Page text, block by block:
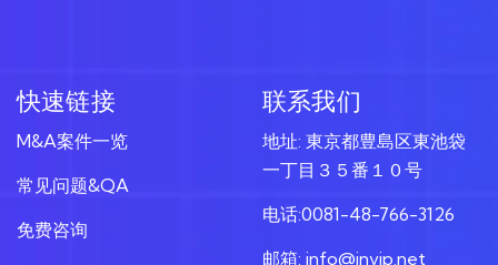
快速链接
M&A案件一览
常见问题&QA
免费咨询
联系我们
地址: 東京都豊島区東池袋
一丁目３５番１０号
电话:0081-48-766-3126
邮箱: info@invjp.net